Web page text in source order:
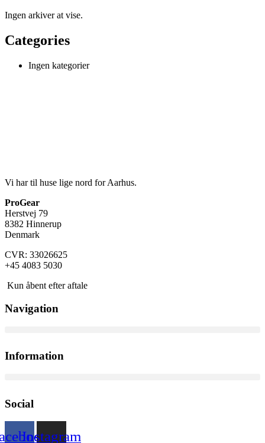
Ingen arkiver at vise.
Categories
Ingen kategorier
Vi har til huse lige nord for Aarhus.
ProGear
Herstvej 79
8382 Hinnerup
Denmark
CVR: 33026625
+45 4083 5030
Kun åbent efter aftale
Navigation
Information
Social
Instagram